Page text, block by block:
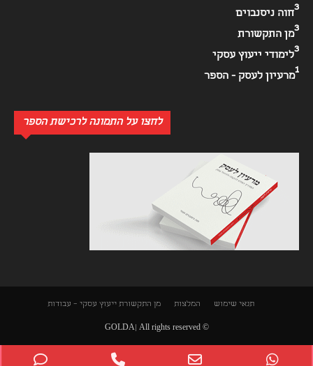
חוה ניסנבוים
3
מן התקשורת
3
לימודי ייעוץ עסקי
3
מרעיון לעסק - הספר
1
לחצו על התמונה לרכישת הספר
תנאי שימוש המלצות מן התקשורת ייעוץ עסקי – עבודות
© GOLDA| All rights reserved